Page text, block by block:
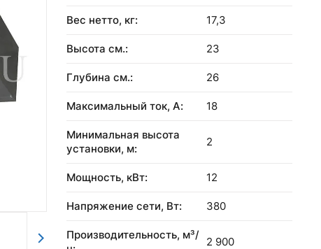
Вес нетто, кг: 17,3
Высота см.: 23
Глубина см.: 26
Максимальный ток, А: 18
Минимальная высота
установки, м:
2
Мощность, кВт: 12
Напряжение сети, Вт: 380
Производительность, м³/
2 900